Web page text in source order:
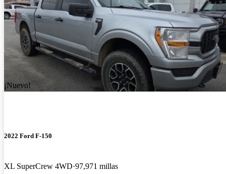
¡Nuevo!
2022 Ford F-150
XL SuperCrew 4WD 97,971 millas